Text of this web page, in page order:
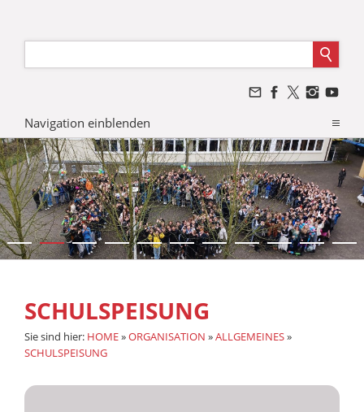
Navigation einblenden
SCHULSPEISUNG
Sie sind hier: HOME»ORGANISATION »ALLGEMEINES»
SCHULSPEISUNG